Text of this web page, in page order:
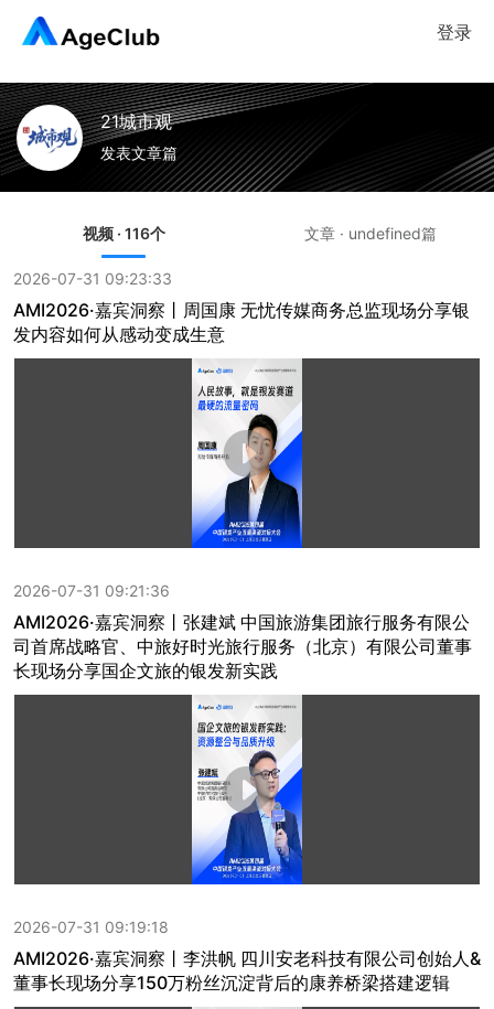
登录
21城市观
发表文章篇
视频 · 116个 文章 · undefined篇
2026-07-31 09:23:33
AMI2026·嘉宾洞察丨周国康 无忧传媒商务总监现场分享银
发内容如何从感动变成生意
2026-07-31 09:21:36
AMI2026·嘉宾洞察丨张建斌 中国旅游集团旅行服务有限公
司首席战略官、中旅好时光旅行服务（北京）有限公司董事
长现场分享国企文旅的银发新实践
2026-07-31 09:19:18
AMI2026·嘉宾洞察丨李洪帆 四川安老科技有限公司创始人&
董事长现场分享150万粉丝沉淀背后的康养桥梁搭建逻辑